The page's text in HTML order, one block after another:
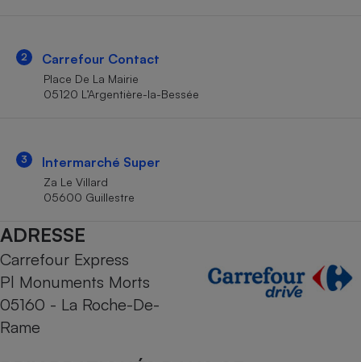
2 Carrefour Contact
Place De La Mairie
05120 L’Argentière-la-Bessée
3 Intermarché Super
Za Le Villard
05600 Guillestre
ADRESSE
Carrefour Express
Pl Monuments Morts
05160 - La Roche-De-
Rame
Climatiseur -
Ventilateur